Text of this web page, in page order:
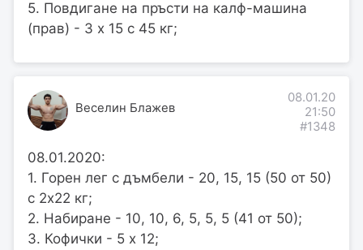
5. Повдигане на пръсти на калф-машина
(прав) - 3 х 15 с 45 кг;
Веселин Блажев
08.01.20
21:50
#1348
08.01.2020:
1. Горен лег с дъмбели - 20, 15, 15 (50 от 50)
с 2х22 кг;
2. Набиране - 10, 10, 6, 5, 5, 5 (41 от 50);
3. Кофички - 5 х 12;